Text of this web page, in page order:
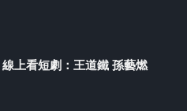
線上看短劇：王道鐵 孫藝燃